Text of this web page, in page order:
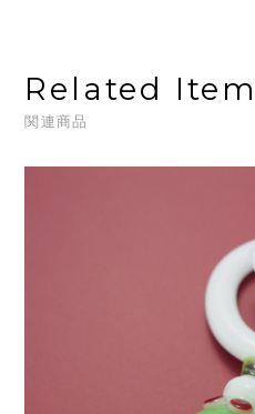
Related
関連商品